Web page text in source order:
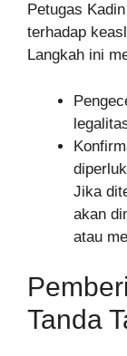
Petugas
terhadap
Langkah ini
Jika
akan
atau
Tanda